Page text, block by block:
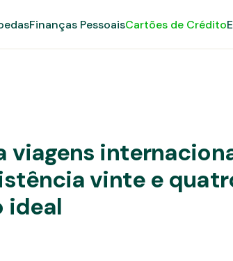
Finanças PessoaisCartões de Crédito
vinte e
ideal